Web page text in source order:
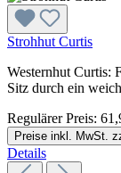
Strohhut Curtis
Westernhut Curtis:
Sitz durch ein
Regulärer Preis:
Preise inkl. MwSt.
Details